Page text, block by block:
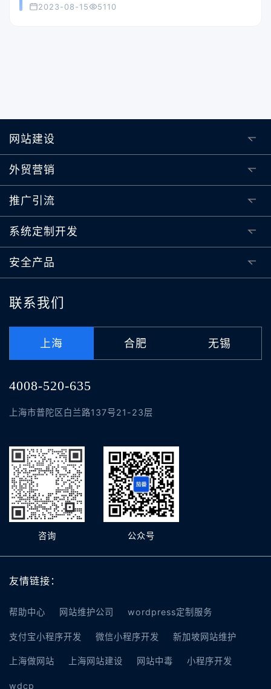
市场、加强企业品牌，从而扩大企业影响力和知名度。
2023-08-15 5110
网站建设
外贸营销
推广引流
系统定制开发
安全产品
联系我们
上海 合肥 无锡
4008-520-635
上海市普陀区白兰路137号21-23层
咨询 公众号
友情链接：
帮助中心 网站维护公司 wordpress定制服务
支付宝小程序开发 微信小程序开发 新加坡网站维护
上海做网站 上海网站建设 网站中毒 小程序开发
wdcp